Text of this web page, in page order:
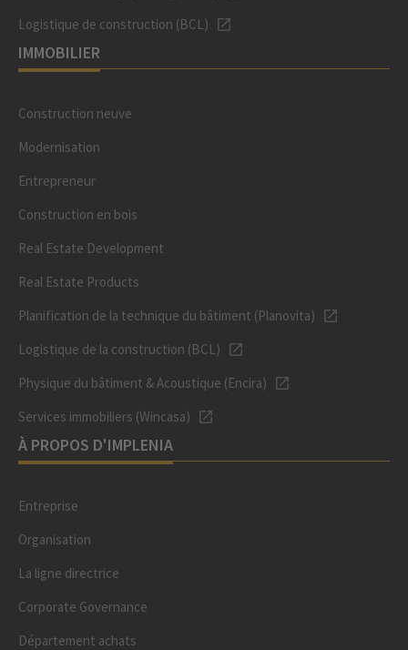
Logistique de construction (BCL)
IMMOBILIER
Construction neuve
Modernisation
Entrepreneur
Construction en bois
Real Estate Development
Real Estate Products
Planification de la technique du bâtiment (Planovita)
Logistique de la construction (BCL)
Physique du bâtiment & Acoustique (Encira)
Services immobiliers (Wincasa)
À PROPOS D'IMPLENIA
Entreprise
Organisation
La ligne directrice
Corporate Governance
Département achats